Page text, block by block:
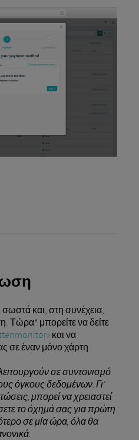
σωστά και, στη συνέχεια,
Τώρα* μπορείτε να δείτε
και να
σε έναν μόνο χάρτη.
σε συντονισμό
όγκους δεδομένων. Γι’
μπορεί να χρειαστεί
το όχημά σας για πρώτη
σε μία ώρα, όλα θα